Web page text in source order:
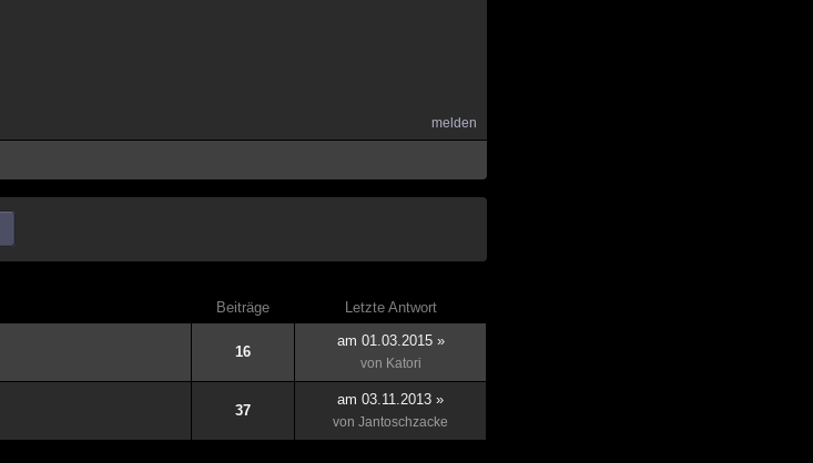
melden
Beiträge
Letzte Antwort
16
am 01.03.2015 »
von Katori
37
am 03.11.2013 »
von Jantoschzacke